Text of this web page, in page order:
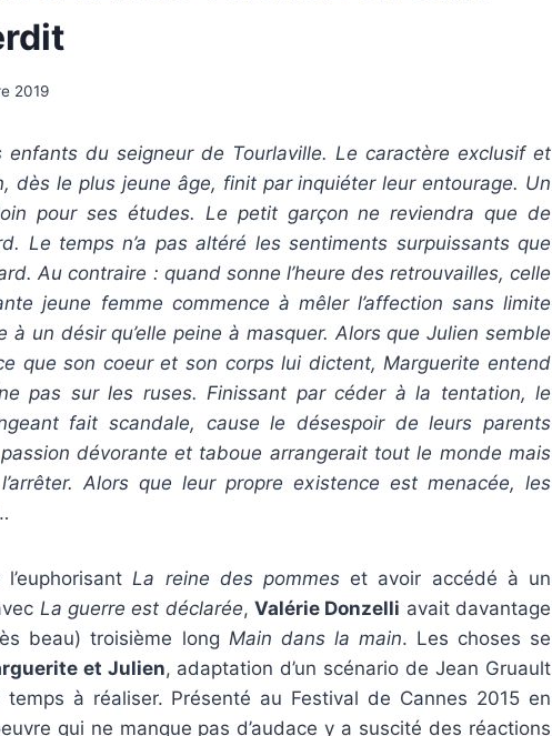
2019
du seigneur de Tourlaville. Le caractère exclusif et
dès le plus jeune âge, finit par inquiéter leur entourage. Un
pour ses études. Le petit garçon ne reviendra que de
Le temps n’a pas altéré les sentiments surpuissants que
Au contraire : quand sonne l’heure des retrouvailles, celle
jeune femme commence à mêler l’affection sans limite
à un désir qu’elle peine à masquer. Alors que Julien semble
que son coeur et son corps lui dictent, Marguerite entend
pas sur les ruses. Finissant par céder à la tentation, le
fait scandale, cause le désespoir de leurs parents
dévorante et taboue arrangerait tout le monde mais
Alors que leur propre existence est menacée, les
La reine des pommeset avoir accédé à un
La guerre est déclarée,Valérie Donzelli avait davantage
beau) troisième long Main dans la main. Les choses se
et Julien, adaptation d’un scénario de Jean Gruault
à réaliser. Présenté au Festival de Cannes 2015 en
qui ne manque pas d’audace y a suscité des réactions